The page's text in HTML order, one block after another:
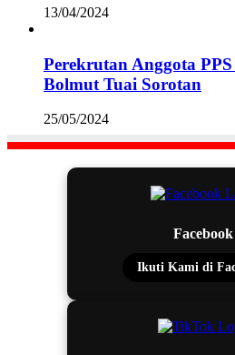
13/04/2024
Perekrutan Anggota
Bolmut Tuai Sorotan
25/05/2024
Facebook
Ikuti Kami di